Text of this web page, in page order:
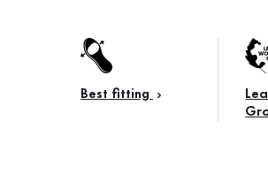
Best fitting